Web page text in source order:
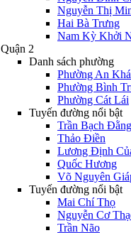
Nguyễn Thị
Hai Bà Trưng
Nam Kỳ Khởi
Quận 2
Danh sách phường
Phường An
Phường Bình
Phường Cát Lái
Tuyến đường nổi bật
Trần Bạch Đằng
Thảo Điền
Lương Định
Quốc Hương
Võ Nguyên
Tuyến đường nổi bật
Mai Chí Thọ
Nguyễn Cơ
Trần Não